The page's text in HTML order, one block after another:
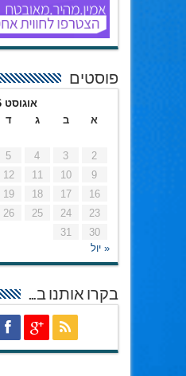
פוסטים
אוגוסט 2026
א
ב ג ד
2
3
4
5
9
10
11
12
16
17
18
19
23
24
25
26
30
31
« יול
בקרו אותנו ב…